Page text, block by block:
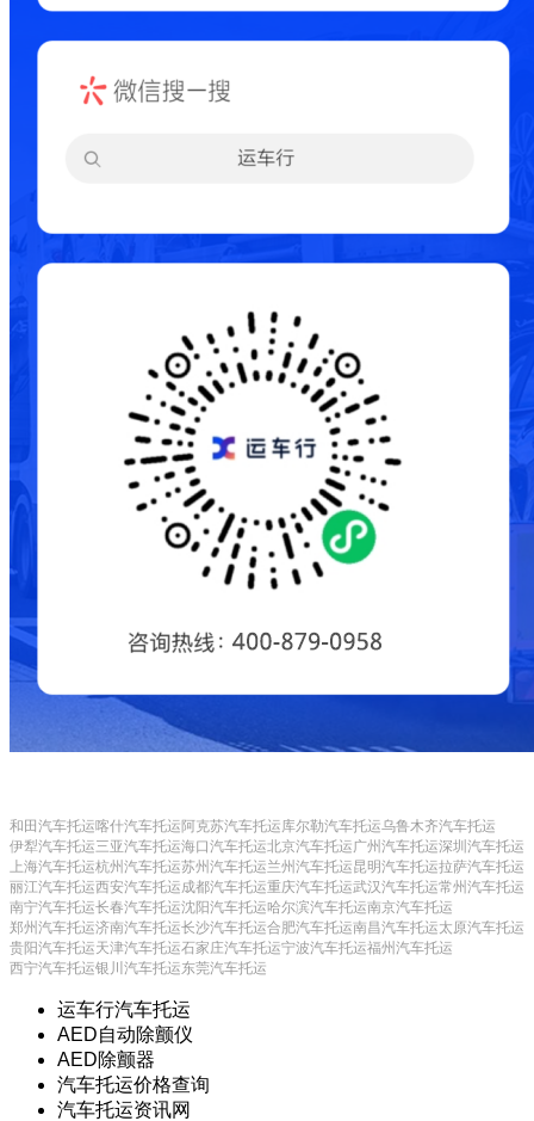
和田汽车托运喀什汽车托运阿克苏汽车托运库尔勒汽车托运乌鲁木齐汽车托运
伊犁汽车托运三亚汽车托运海口汽车托运北京汽车托运广州汽车托运深圳汽车托运
上海汽车托运杭州汽车托运苏州汽车托运兰州汽车托运昆明汽车托运拉萨汽车托运
丽江汽车托运西安汽车托运成都汽车托运重庆汽车托运武汉汽车托运常州汽车托运
南宁汽车托运长春汽车托运沈阳汽车托运哈尔滨汽车托运南京汽车托运
郑州汽车托运济南汽车托运长沙汽车托运合肥汽车托运南昌汽车托运太原汽车托运
贵阳汽车托运天津汽车托运石家庄汽车托运宁波汽车托运福州汽车托运
西宁汽车托运银川汽车托运东莞汽车托运
运车行汽车托运
AED自动除颤仪
AED除颤器
汽车托运价格查询
汽车托运资讯网